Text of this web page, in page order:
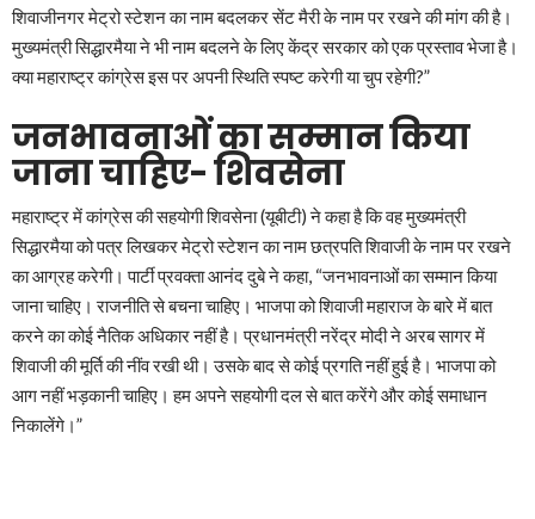
शिवाजीनगर मेट्रो स्टेशन का नाम बदलकर सेंट मैरी के नाम पर रखने की मांग की है।
मुख्यमंत्री सिद्धारमैया ने भी नाम बदलने के लिए केंद्र सरकार को एक प्रस्ताव भेजा है।
क्या महाराष्ट्र कांग्रेस इस पर अपनी स्थिति स्पष्ट करेगी या चुप रहेगी?”
जनभावनाओं का सम्मान किया
जाना चाहिए- शिवसेना
महाराष्ट्र में कांग्रेस की सहयोगी शिवसेना (यूबीटी) ने कहा है कि वह मुख्यमंत्री
सिद्धारमैया को पत्र लिखकर मेट्रो स्टेशन का नाम छत्रपति शिवाजी के नाम पर रखने
का आग्रह करेगी। पार्टी प्रवक्ता आनंद दुबे ने कहा, “जनभावनाओं का सम्मान किया
जाना चाहिए। राजनीति से बचना चाहिए। भाजपा को शिवाजी महाराज के बारे में बात
करने का कोई नैतिक अधिकार नहीं है। प्रधानमंत्री नरेंद्र मोदी ने अरब सागर में
शिवाजी की मूर्ति की नींव रखी थी। उसके बाद से कोई प्रगति नहीं हुई है। भाजपा को
आग नहीं भड़कानी चाहिए। हम अपने सहयोगी दल से बात करेंगे और कोई समाधान
निकालेंगे।”